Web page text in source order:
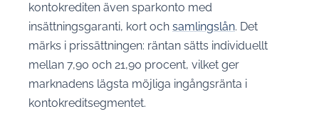
kontokrediten även sparkonto med
insättningsgaranti, kort och samlingslån. Det
märks i prissättningen: räntan sätts individuellt
mellan 7,90 och 21,90 procent, vilket ger
marknadens lägsta möjliga ingångsränta i
kontokreditsegmentet.